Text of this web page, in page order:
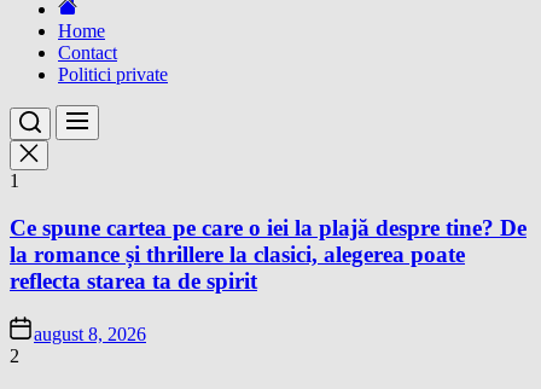
Home
Contact
Politici private
1
Ce spune cartea pe care o iei la plajă despre tine? De
la romance și thrillere la clasici, alegerea poate
reflecta starea ta de spirit
august 8, 2026
2